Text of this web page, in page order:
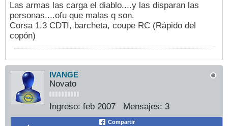
Las armas las carga el diablo....y las disparan las
personas....ofu que malas q son.
Corsa 1.3 CDTI, barcheta, coupe RC (Rápido del
copón)
IVANGE
Novato
Ingreso: feb 2007 Mensajes: 3
Compartir